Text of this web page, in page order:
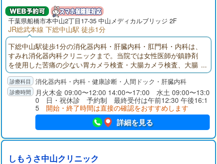
千葉県船橋市本中山2丁目17-35 中山メディカルブリッジ 2F
JR総武本線 下総中山駅 徒歩1分
下総中山駅徒歩1分の消化器内科・肝臓内科・肛門科・内科は、
すみれ消化器内科クリニックまで。当院では女性医師が鎮静剤
を使用した苦痛の少ない胃カメラ検査・大腸カメラ検査、大腸
ポリープ切除、胃・大腸の同日検査、土曜検査、経口・経鼻検
査を行います。女性ならではの消化器症状のお悩みや、健康診
断での肝機能異常の診察も承ります。
消化器内科・内科・健康診断・人間ドック・肝臓内科
月火木金 09:00〜12:00 14:00〜17:00 水土 09:00〜13:0
0 日・祝休診 予約制 最終受付は午前12:30 午後16:1
5 開始・終了時間は直接の確認をおすすめします
詳細を見る
しもうさ中山クリニック